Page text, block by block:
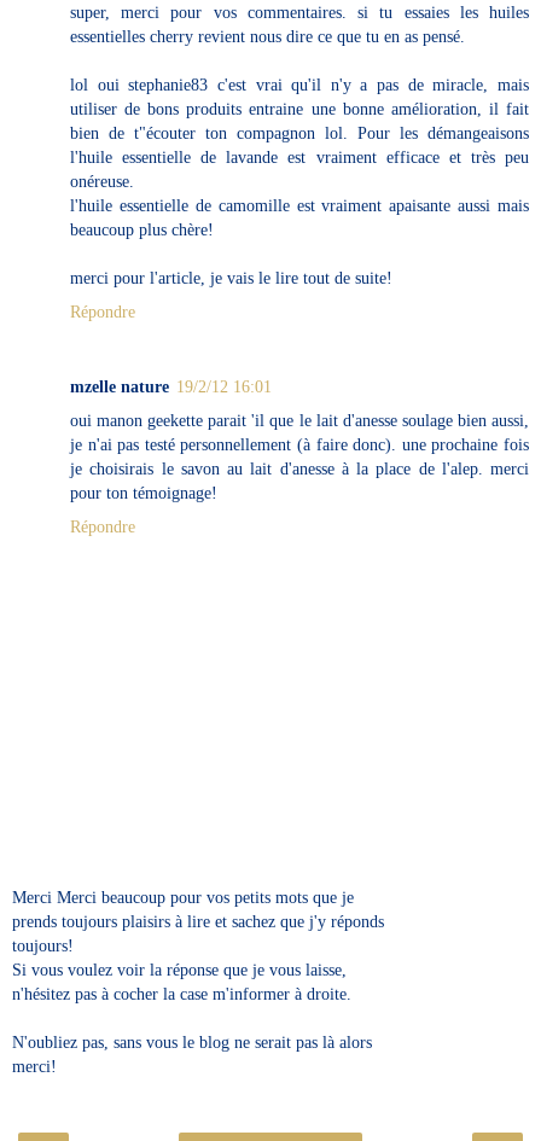
super, merci pour vos commentaires. si tu essaies les huiles
essentielles cherry revient nous dire ce que tu en as pensé.
lol oui stephanie83 c'est vrai qu'il n'y a pas de miracle, mais
utiliser de bons produits entraine une bonne amélioration, il fait
bien de t"écouter ton compagnon lol. Pour les démangeaisons
l'huile essentielle de lavande est vraiment efficace et très peu
onéreuse.
l'huile essentielle de camomille est vraiment apaisante aussi mais
beaucoup plus chère!
merci pour l'article, je vais le lire tout de suite!
Répondre
mzelle nature 19/2/12 16:01
oui manon geekette parait 'il que le lait d'anesse soulage bien aussi,
je n'ai pas testé personnellement (à faire donc). une prochaine fois
je choisirais le savon au lait d'anesse à la place de l'alep. merci
pour ton témoignage!
Répondre
Merci Merci beaucoup pour vos petits mots que je
prends toujours plaisirs à lire et sachez que j'y réponds
toujours!
Si vous voulez voir la réponse que je vous laisse,
n'hésitez pas à cocher la case m'informer à droite.
N'oubliez pas, sans vous le blog ne serait pas là alors
merci!